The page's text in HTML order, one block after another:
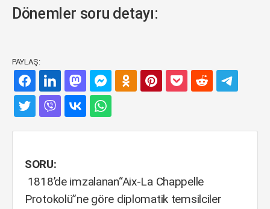
Dönemler soru detayı:
PAYLAŞ:
SORU:
1818’de imzalanan“Aix-La Chappelle
Protokolü”ne göre diplomatik temsilciler